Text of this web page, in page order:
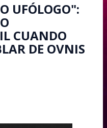
UFÓLOGO":
CUANDO
DE OVNIS